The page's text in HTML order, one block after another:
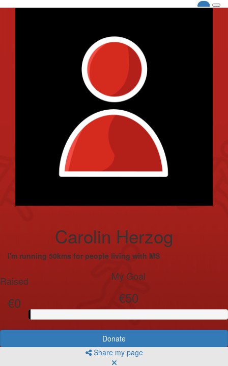
Carolin Herzog
I'm running 50kms for people living with MS
Raised
€0
My Goal
€50
Donate
Share my page